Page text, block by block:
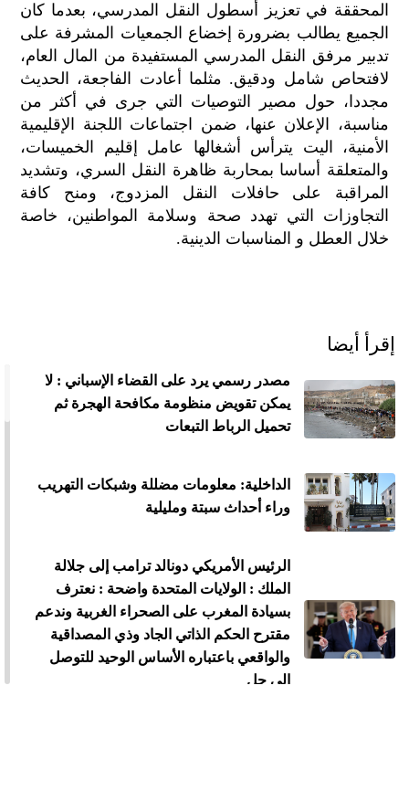
المحققة في تعزيز أسطول النقل المدرسي، بعدما كان
الجميع يطالب بضرورة إخضاع الجمعيات المشرفة على
تدبير مرفق النقل المدرسي المستفيدة من المال العام،
لافتحاص شامل ودقيق. مثلما أعادت الفاجعة، الحديث
مجددا، حول مصير التوصيات التي جرى في أكثر من
مناسبة، الإعلان عنها، ضمن اجتماعات اللجنة الإقليمية
الأمنية، اليت يترأس أشغالها عامل إقليم الخميسات،
والمتعلقة أساسا بمحاربة ظاهرة النقل السري، وتشديد
المراقبة على حافلات النقل المزدوج، ومنح كافة
التجاوزات التي تهدد صحة وسلامة المواطنين، خاصة
خلال العطل و المناسبات الدينية.
إقرأ أيضا
مصدر رسمي يرد على القضاء الإسباني : لا
يمكن تقويض منظومة مكافحة الهجرة ثم
تحميل الرباط التبعات
الداخلية: معلومات مضللة وشبكات التهريب
وراء أحداث سبتة ومليلية
الرئيس الأمريكي دونالد ترامب إلى جلالة
الملك : الولايات المتحدة واضحة : نعترف
بسيادة المغرب على الصحراء الغربية وندعم
مقترح الحكم الذاتي الجاد وذي المصداقية
والواقعي باعتباره الأساس الوحيد للتوصل
إلى حل